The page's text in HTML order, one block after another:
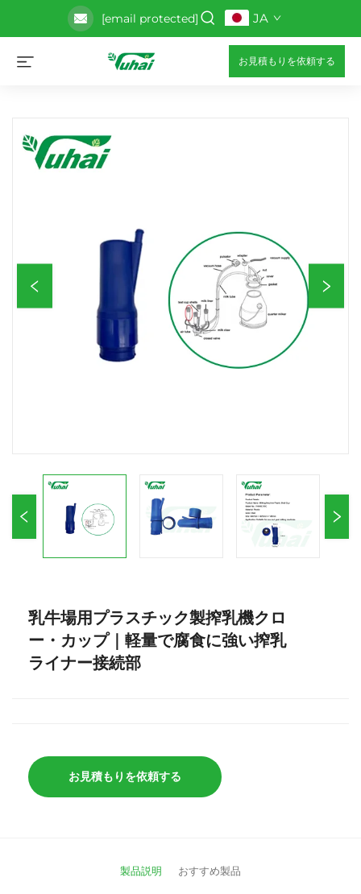
[email protected] JA
お見積もりを依頼する
乳牛場用プラスチック製搾乳機クロ
ー・カップ｜軽量で腐食に強い搾乳
ライナー接続部
お見積もりを依頼する
製品説明 おすすめ製品